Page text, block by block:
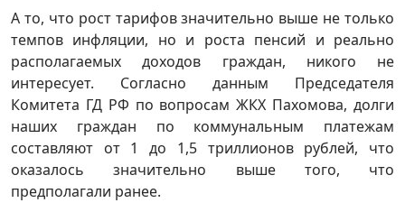
А то, что рост тарифов значительно выше не только
темпов инфляции, но и роста пенсий и реально
располагаемых доходов граждан, никого не
интересует. Согласно данным Председателя
Комитета ГД РФ по вопросам ЖКХ Пахомова, долги
наших граждан по коммунальным платежам
составляют от 1 до 1,5 триллионов рублей, что
оказалось значительно выше того, что
предполагали ранее.